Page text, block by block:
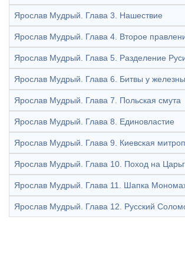
Ярослав Мудрый. Глава 3. Нашествие
Ярослав Мудрый. Глава 4. Второе
Ярослав Мудрый. Глава 5. Разделение
Ярослав Мудрый. Глава 6. Битвы у
Ярослав Мудрый. Глава 7. Польская смута
Ярослав Мудрый. Глава 8. Единовластие
Ярослав Мудрый. Глава 9. Киевская
Ярослав Мудрый. Глава 10. Поход на
Ярослав Мудрый. Глава 11. Шапка
Ярослав Мудрый. Глава 12. Русский